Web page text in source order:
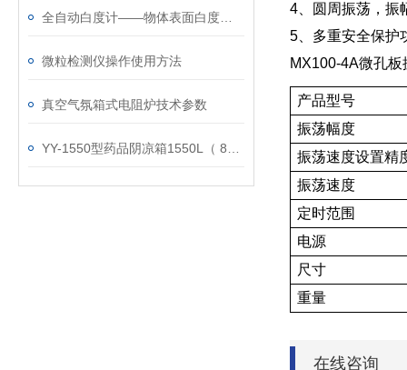
微粒检测仪操作使用方法
真空气氛箱式电阻炉技术参数
4、圆周振荡，
5、多重安全保
MX100-4A微孔
产品型号
振荡幅度
振荡速度设置精
振荡速度
定时范围
电源
尺寸
重量
在线咨询